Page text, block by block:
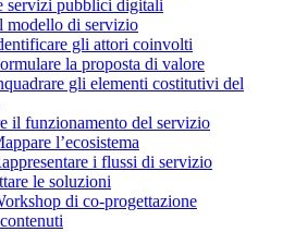
servizi pubblici digitali
modello di servizio
gli attori coinvolti
la proposta di valore
gli elementi costitutivi del
il funzionamento del servizio
l’ecosistema
i flussi di servizio
le soluzioni
di co-progettazione